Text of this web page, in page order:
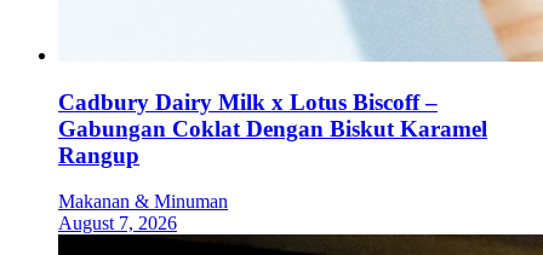
Cadbury Dairy Milk x Lotus Biscoff –
Gabungan Coklat Dengan Biskut Karamel
Rangup
Makanan & Minuman
August 7, 2026